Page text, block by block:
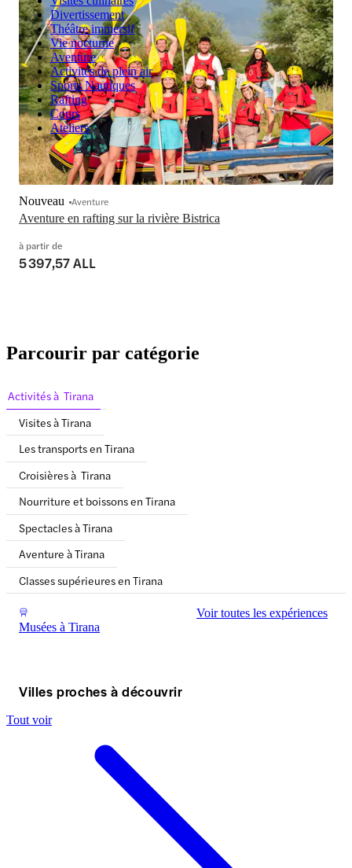
Divertissement
Théâtre immersif
Vie nocturne
Aventure
Activités de plein air
Sports Nautiques
Rafting
Cours
Ateliers
Aventure en rafting sur la rivière Bistrica
Nouveau Aventure
à partir de
5 397,57 ALL
Parcourir par catégorie
Activités à Tirana
Visites à Tirana
Les transports en Tirana
Croisières à Tirana
Nourriture et boissons en Tirana
Spectacles à Tirana
Aventure à Tirana
Classes supérieures en Tirana
Musées à Tirana
Voir toutes les expériences
Villes proches à découvrir
Tout voir